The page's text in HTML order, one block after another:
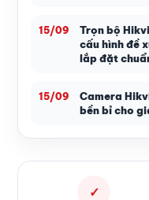
15/09
Trọn bộ
cấu hình đề
lắp đặt
15/09
Camera
bền bỉ cho
✓